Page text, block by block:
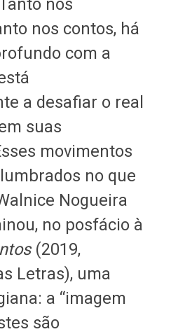
nos
nos contos, há
com a
a desafiar o real
suas
movimentos
no que
Nogueira
no posfácio à
(2019,
Letras), uma
a “imagem
são